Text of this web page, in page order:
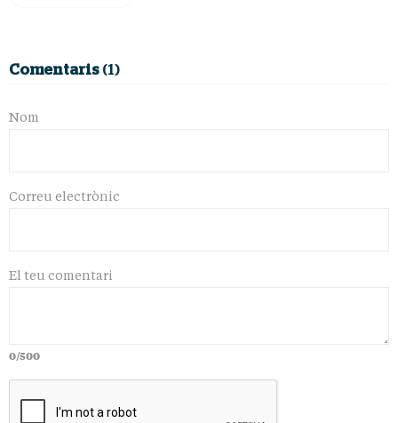
Comentaris (1)
Nom
Correu electrònic
El teu comentari
0/500